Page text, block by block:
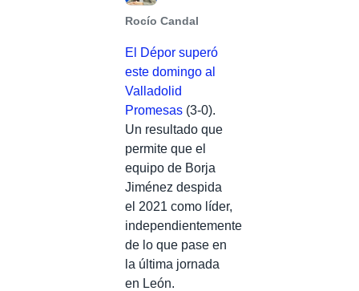
Rocío Candal
El Dépor superó
este domingo al
Valladolid
Promesas (3-0).
Un resultado que
permite que el
equipo de Borja
Jiménez despida
el 2021 como líder,
independientemente
de lo que pase en
la última jornada
en León.